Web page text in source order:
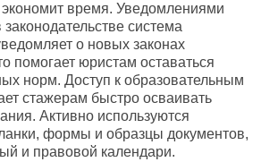
время. Уведомлениями
система
о новых законах
помогает юристам оставаться
норм. Доступ к образовательным
стажерам быстро осваивать
Активно используются
, формы и образцы документов,
и правовой календари.